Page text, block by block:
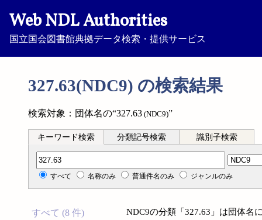
Web NDL Authorities
国立国会図書館典拠データ検索・提供サービス
327.63(NDC9) の検索結果
検索対象：団体名の“327.63 (NDC9)”
キーワード検索 分類記号検索 識別子検索
分類記号検索
すべて 名称のみ 普通件名のみ ジャンルのみ
すべて (8 件)
NDC9の分類「327.63」は団体名